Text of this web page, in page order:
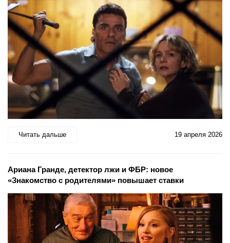
Читать дальше 19 апреля 2026
Ариана Гранде, детектор лжи и ФБР: новое
«Знакомство с родителями» повышает ставки